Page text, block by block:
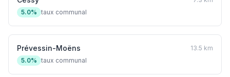
5.0% taux communal
Prévessin-Moëns
13.5 km
5.0% taux communal